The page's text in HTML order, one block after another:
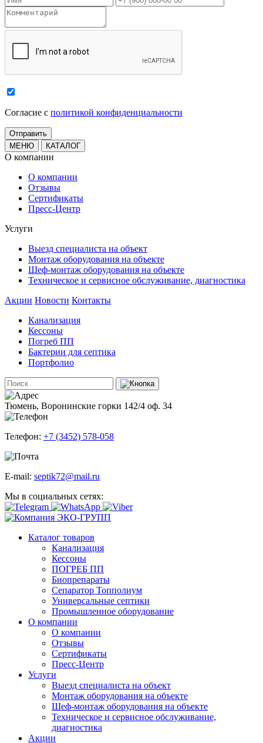
Cогласие с политикой конфиденциальности
МЕНЮ КАТАЛОГ
О компании
О компании
Отзывы
Сертификаты
Пресс-Центр
Услуги
Выезд специалиста на объект
Монтаж оборудования на объекте
Шеф-монтаж оборудования на объекте
Техническое и сервисное обслуживание, диагностика
Акции Новости Контакты
Канализация
Кессоны
Погреб ПП
Бактерии для септика
Портфолио
Тюмень, Воронинские горки 142/4 оф. 34
Телефон: +7 (3452) 578-058
E-mail: septik72@mail.ru
Мы в социальных сетях:
Каталог товаров
Канализация
Кессоны
ПОГРЕБ ПП
Биопрепараты
Сепаратор Топполиум
Универсальные септики
Промышленное оборудование
О компании
О компании
Отзывы
Сертификаты
Пресс-Центр
Услуги
Выезд специалиста на объект
Монтаж оборудования на объекте
Шеф-монтаж оборудования на объекте
Техническое и сервисное обслуживание,
диагностика
Акции